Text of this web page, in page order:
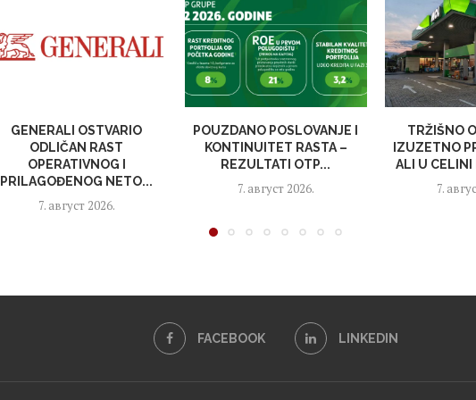
GENERALI OSTVARIO
ODLIČAN RAST
OPERATIVNOG I
PRILAGOĐENOG NETO...
7. август 2026.
POUZDANO POSLOVANJE I
KONTINUITET RASTA –
REZULTATI OTP...
7. август 2026.
TRŽIŠNO
IZUZETNO
ALI U CELINI
7.
FACEBOOK LINKEDIN